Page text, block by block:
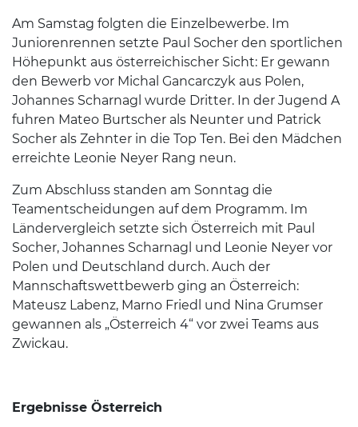
Am Samstag folgten die Einzelbewerbe. Im
Juniorenrennen setzte Paul Socher den sportlichen
Höhepunkt aus österreichischer Sicht: Er gewann
den Bewerb vor Michal Gancarczyk aus Polen,
Johannes Scharnagl wurde Dritter. In der Jugend A
fuhren Mateo Burtscher als Neunter und Patrick
Socher als Zehnter in die Top Ten. Bei den Mädchen
erreichte Leonie Neyer Rang neun.
Zum Abschluss standen am Sonntag die
Teamentscheidungen auf dem Programm. Im
Ländervergleich setzte sich Österreich mit Paul
Socher, Johannes Scharnagl und Leonie Neyer vor
Polen und Deutschland durch. Auch der
Mannschaftswettbewerb ging an Österreich:
Mateusz Labenz, Marno Friedl und Nina Grumser
gewannen als „Österreich 4“ vor zwei Teams aus
Zwickau.
Ergebnisse Österreich